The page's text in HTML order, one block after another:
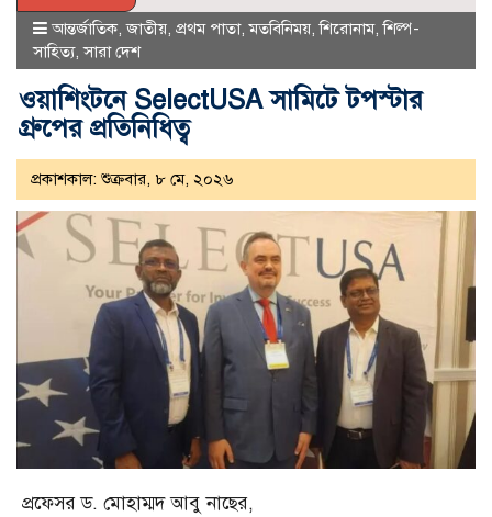
আন্তর্জাতিক,জাতীয়, প্রথম পাতা,মতবিনিময়,শিরোনাম,শিল্প-
সাহিত্য,সারা দেশ
ওয়াশিংটনে SelectUSA সামিটে টপস্টার
গ্রুপের প্রতিনিধিত্ব
প্রকাশকাল: শুক্রবার, ৮ মে, ২০২৬
প্রফেসর ড. মোহাম্মদ আবু নাছের,